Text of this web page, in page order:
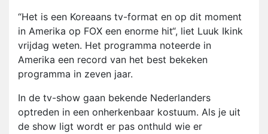
“Het is een Koreaans tv-format en op dit moment
in Amerika op FOX een enorme hit“, liet Luuk Ikink
vrijdag weten. Het programma noteerde in
Amerika een record van het best bekeken
programma in zeven jaar.
In de tv-show gaan bekende Nederlanders
optreden in een onherkenbaar kostuum. Als je uit
de show ligt wordt er pas onthuld wie er